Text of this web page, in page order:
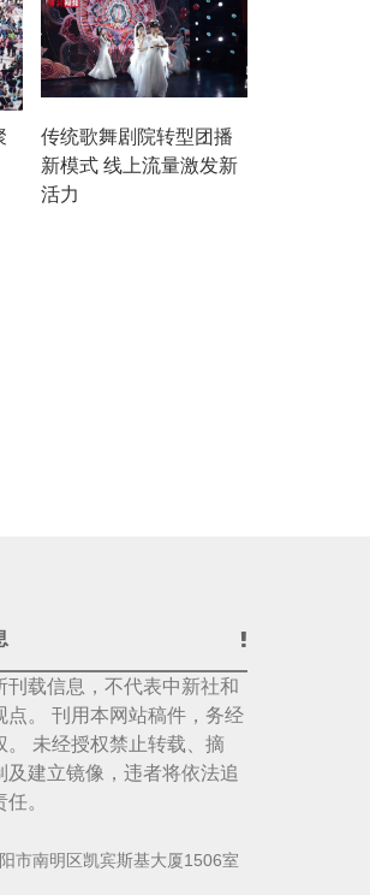
传统歌舞剧院转型团播
新模式 线上流量激发新
活力
刊载信息，不代表中新社和
点。 刊用本网站稿件，务经
。 未经授权禁止转载、摘
及建立镜像，违者将依法追
。
市南明区凯宾斯基大厦1506室